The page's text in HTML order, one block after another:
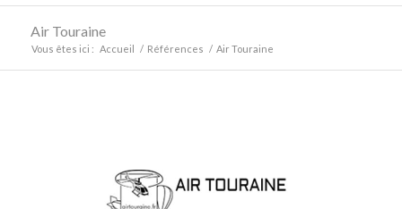
Air Touraine
Vous êtes ici : Accueil / Références / Air Touraine